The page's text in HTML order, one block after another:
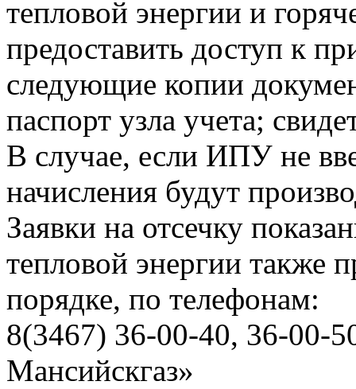
тепловой энергии и
предоставить доступ к
следующие копии
паспорт узла учета;
В случае, если ИПУ не
начисления будут
Заявки на отсечку
тепловой энергии также
порядке, по телефонам:
8(3467) 36-00-40, 36-
Мансийскгаз»